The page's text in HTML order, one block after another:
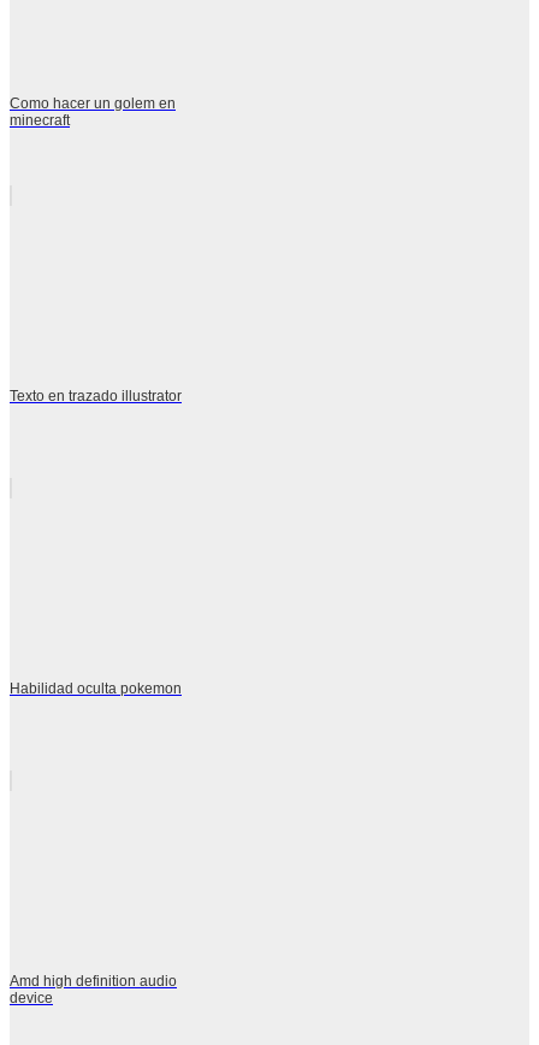
Como hacer un golem en
minecraft
Texto en trazado illustrator
Habilidad oculta pokemon
Amd high definition audio
device